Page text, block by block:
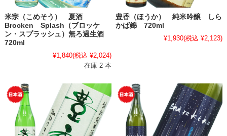
米宗（こめそう） 夏酒
Brocken Splash（ブロッケ
ン・スプラッシュ）無ろ過生酒
720ml
¥1,840(税込 ¥2,024)
在庫 2 本
豊香（ほうか） 純米吟醸 しら
かば錦 720ml
¥1,930(税込 ¥2,123)